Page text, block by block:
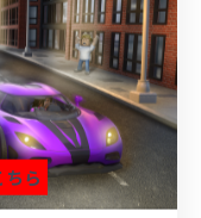
ば、リストをアプ
中の順番を最適化
す。このように、
いても使える万能
ング的思考を身に
導を行っておりま
ら